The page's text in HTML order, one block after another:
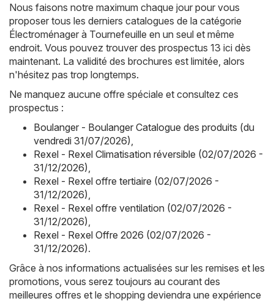
Nous faisons notre maximum chaque jour pour vous
proposer tous les derniers catalogues de la catégorie
Électroménager à Tournefeuille en un seul et même
endroit. Vous pouvez trouver des prospectus 13 ici dès
maintenant. La validité des brochures est limitée, alors
n'hésitez pas trop longtemps.
Ne manquez aucune offre spéciale et consultez ces
prospectus :
Boulanger - Boulanger Catalogue des produits (du
vendredi 31/07/2026)
Rexel - Rexel Climatisation réversible (02/07/2026 -
31/12/2026)
Rexel - Rexel offre tertiaire (02/07/2026 -
31/12/2026)
Rexel - Rexel offre ventilation (02/07/2026 -
31/12/2026)
Rexel - Rexel Offre 2026 (02/07/2026 -
31/12/2026).
Grâce à nos informations actualisées sur les remises et les
promotions, vous serez toujours au courant des
meilleures offres et le shopping deviendra une expérience